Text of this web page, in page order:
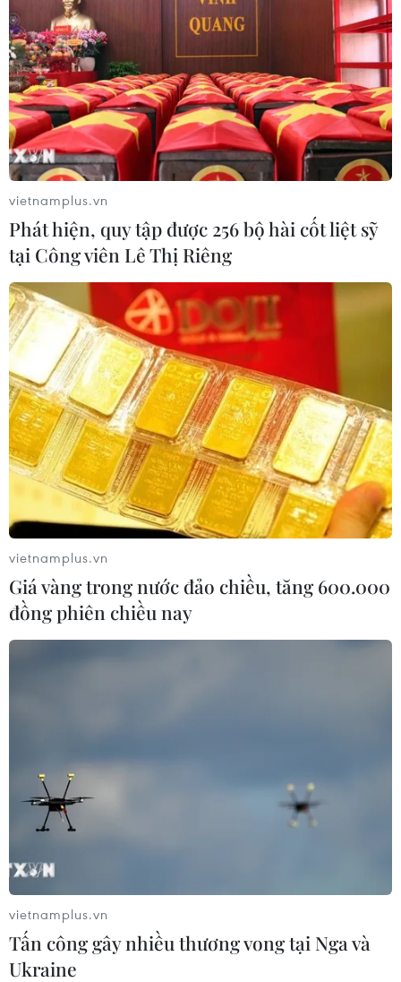
TIN LIÊN QUAN
Đề thi chính thức môn Toán Kỳ thi Tốt
nghiệp Trung học phổ thông 2026
11/06/2026 09:12
Chiều nay, thí sinh đã hoàn tất bài thi môn Toán, môn thi
thứ hai của Kỳ thi Tốt nghiệp Trung học phổ thông năm
2026. Dưới đây là đề thi chính thức.
Thi tốt nghiệp THPT năm
2026 diễn ra trong hai ngày 11 và 12/6
11/06/2026 01:04
vietnamplus.vn
Phát hiện, quy tập được 256 bộ hài cốt liệt sỹ
tại Công viên Lê Thị Riêng
vietnamplus.vn
Giá vàng trong nước đảo chiều, tăng 600.000
đồng phiên chiều nay
vietnamplus.vn
Tấn công gây nhiều thương vong tại Nga và
Ukraine